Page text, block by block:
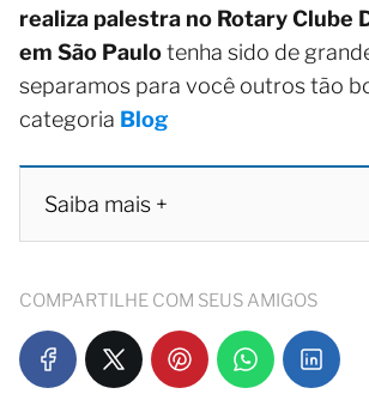
realiza palestra no Rotary
em São Paulotenha sido de
separamos para você outros tão
categoria Blog
Saiba mais +
COMPARTILHE COM SEUS AMIGOS